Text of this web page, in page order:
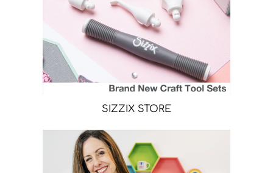
SIZZIX STORE